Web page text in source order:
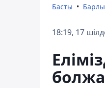
Басты
18:19, 17